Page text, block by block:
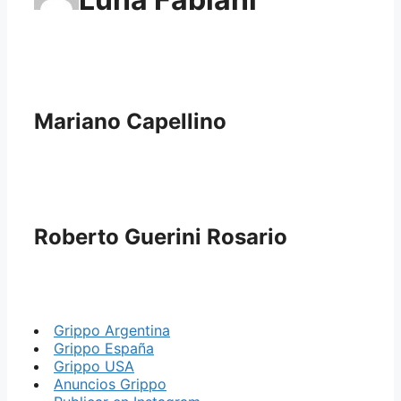
Mariano Capellino
Roberto Guerini Rosario
Grippo Argentina
Grippo España
Grippo USA
Anuncios Grippo